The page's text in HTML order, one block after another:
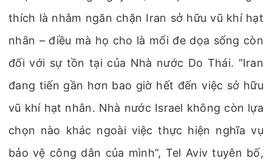
thích là nhằm ngăn chặn Iran sở hữu vũ khí hạt
nhân – điều mà họ cho là mối đe dọa sống còn
đối với sự tồn tại của Nhà nước Do Thái. “Iran
đang tiến gần hơn bao giờ hết đến việc sở hữu
vũ khí hạt nhân. Nhà nước Israel không còn lựa
chọn nào khác ngoài việc thực hiện nghĩa vụ
bảo vệ công dân của mình”, Tel Aviv tuyên bố,